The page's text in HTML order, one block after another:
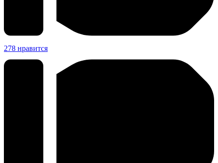
278 нравится